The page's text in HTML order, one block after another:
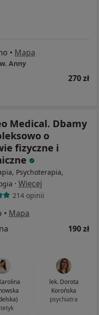
• Mapa
Anny
270 zł
Medical. Dbamy
o
fizyczne i
Psychoterapia,
· Więcej
214 opinii
• Mapa
190 zł
lek. Dorota
Korońska
psychiatra